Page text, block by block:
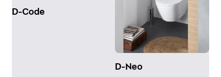
D-Code
D-Neo